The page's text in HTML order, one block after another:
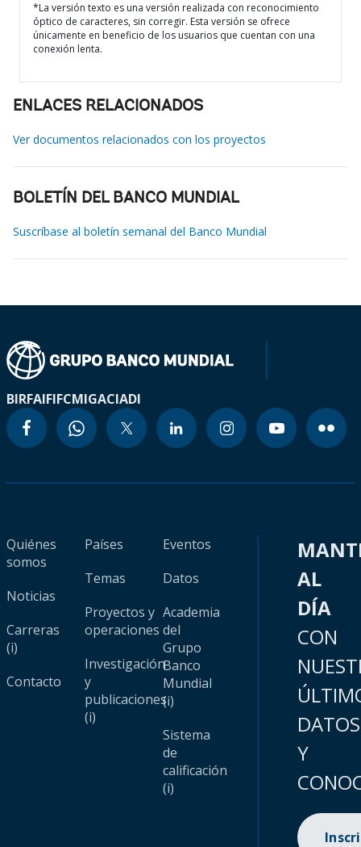
*La versión texto es una versión realizada con reconocimiento
óptico de caracteres, sin corregir. Esta versión se ofrece
únicamente en beneficio de los usuarios que cuentan con una
conexión lenta.
ENLACES RELACIONADOS
Ver documentos relacionados con los proyectos
BOLETÍN DEL BANCO MUNDIAL
Suscríbase al boletín semanal del Banco Mundial
BIRFAIFIFCMIGACIADI
Quiénes
somos
Noticias
Carreras
(i)
Contacto
Países
Temas
Proyectos y
operaciones
Investigación
y
publicaciones
(i)
Eventos
Datos
Academia
del
Grupo
Banco
Mundial
(i)
Sistema
de
calificación
(i)
AL
DÍA
CON
DATOS
Y